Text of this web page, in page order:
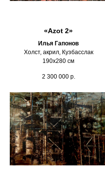
«Azot 2»
Илья Гапонов
Холст, акрил, Кузбасслак
190х280 см
2 300 000 р.